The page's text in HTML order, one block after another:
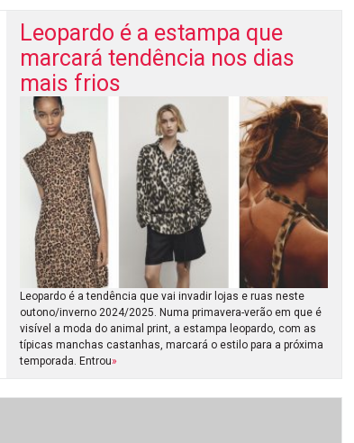
Leopardo é a estampa que
marcará tendência nos dias
mais frios
Leopardo é a tendência que vai invadir lojas e ruas neste
outono/inverno 2024/2025. Numa primavera-verão em que é
visível a moda do animal print, a estampa leopardo, com as
típicas manchas castanhas, marcará o estilo para a próxima
temporada. Entrou»